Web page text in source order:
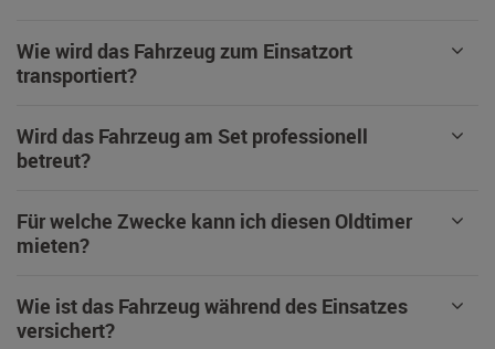
Wie wird das Fahrzeug zum Einsatzort
transportiert?
Wird das Fahrzeug am Set professionell
betreut?
Für welche Zwecke kann ich diesen Oldtimer
mieten?
Wie ist das Fahrzeug während des Einsatzes
versichert?